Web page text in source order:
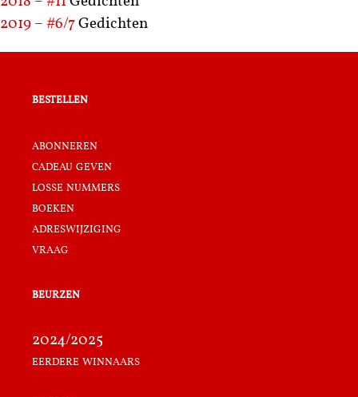
2019 – #6/7 Gedichten
bestellen
abonneren
cadeau geven
losse nummers
boeken
adreswijziging
vraag
beurzen
2024/2025
eerdere winnaars